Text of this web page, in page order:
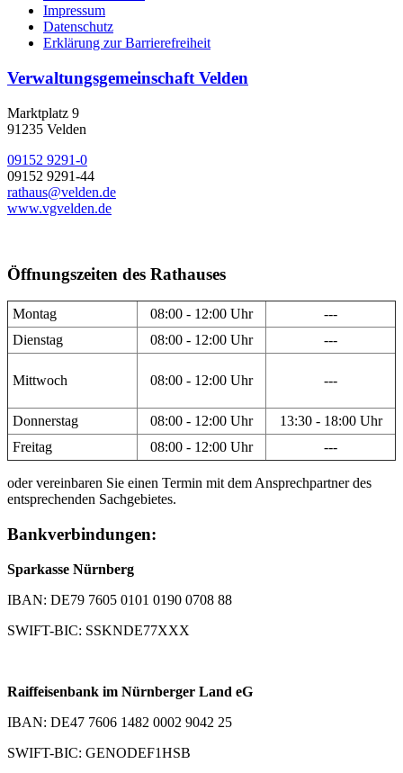
Impressum
Datenschutz
Erklärung zur Barrierefreiheit
Verwaltungsgemeinschaft Velden
Marktplatz 9
91235 Velden
09152 9291-0
09152 9291-44
rathaus@velden.de
www.vgvelden.de
Öffnungszeiten des Rathauses
Montag 08:00 - 12:00 Uhr
---
Dienstag
08:00 - 12:00 Uhr ---
Mittwoch 08:00 - 12:00 Uhr ---
Donnerstag 08:00 - 12:00 Uhr
13:30 - 18:00 Uhr
Freitag
08:00 - 12:00 Uhr ---
oder vereinbaren Sie einen Termin mit dem Ansprechpartner des
entsprechenden Sachgebietes.
Bankverbindungen:
Sparkasse Nürnberg
IBAN: DE79 7605 0101 0190 0708 88
SWIFT-BIC: SSKNDE77XXX
Raiffeisenbank im Nürnberger Land eG
IBAN: DE47 7606 1482 0002 9042 25
SWIFT-BIC: GENODEF1HSB